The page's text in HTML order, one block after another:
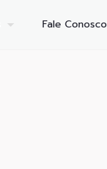
Fale Conosco